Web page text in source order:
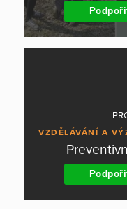
VZDĚLÁVÁNÍ A